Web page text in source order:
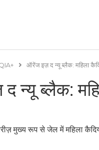
ऑरेंज इज़ द न्यू ब्लैक: महिला
ब्लैक:
मुख्य रूप से जेल में महिला